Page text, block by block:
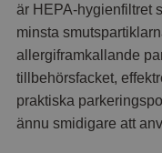
är HEPA-hygienfiltret
minsta
allergiframkallande
tillbehörsfacket,
praktiska
ännu smidigare att